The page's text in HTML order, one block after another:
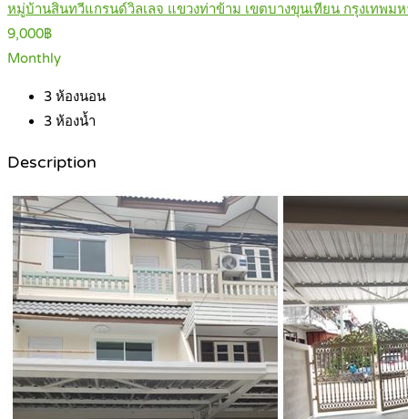
หมู่บ้านสินทวีแกรนด์วิลเลจ แขวงท่าข้าม เขตบางขุนเทียน กรุงเทพม
9,000฿
Monthly
3 ห้องนอน
3 ห้องน้ำ
Description